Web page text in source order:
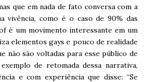
que em nada de fato conversa com a
vivência, como é o caso de 90% das
é um movimento interessante em um
elementos gays e pouco de realidade
não são voltadas para esse público de
de retomada dessa narrativa,
e com experiência que disse: “Se